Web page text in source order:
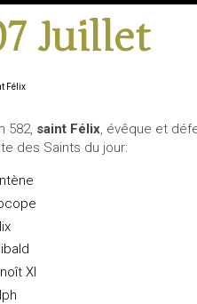
Juillet
Félix
582, saint Félix, évêque et
des Saints du jour:
XI